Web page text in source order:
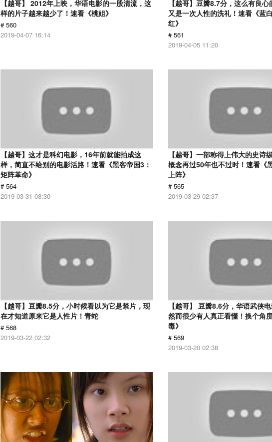
【越哥】 2012年上映，华语电影的一股清流，这
样的片子越来越少了！速看《桃姐》
# 560
2019-04-07 16:14
【越哥】豆瓣8.7分，这么有良心
又是一次人性的洗礼！速看《蓝
红》
# 561
2019-04-05 11:20
【越哥】这才是科幻电影，16年前就能拍成这
样，简直不给别的电影活路！速看《黑客帝国3：
矩阵革命》
# 564
2019-03-31 08:30
【越哥】一部称得上伟大的史诗
概念再过50年也不过时！速看《
上阵》
# 565
2019-03-29 02:37
【越哥】豆瓣8.5分，小时候看以为它是禁片，现
在才知道原来它是人性片！青蛇
# 568
2019-03-22 02:32
【越哥】 豆瓣8.6分，华语武侠
然而很少有人真正看懂！换个角
毒》
# 569
2019-03-20 02:38